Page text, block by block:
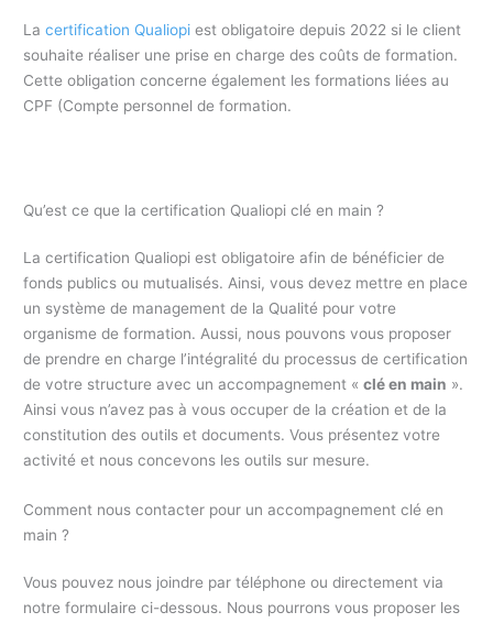
Lacertification Qualiopi est obligatoire depuis 2022 si le client
souhaite réaliser une prise en charge des coûts de formation.
Cette obligation concerne également les formations liées au
CPF (Compte personnel de formation.
Qu’est ce que la certification Qualiopi clé en main ?
La certification Qualiopi est obligatoire afin de bénéficier de
fonds publics ou mutualisés. Ainsi, vous devez mettre en place
un système de management de la Qualité pour votre
organisme de formation. Aussi, nous pouvons vous proposer
de prendre en charge l’intégralité du processus de certification
de votre structure avec un accompagnement «clé en main ».
Ainsi vous n’avez pas à vous occuper de la création et de la
constitution des outils et documents. Vous présentez votre
activité et nous concevons les outils sur mesure.
Comment nous contacter pour un accompagnement clé en
main ?
Vous pouvez nous joindre par téléphone ou directement via
notre formulaire ci-dessous. Nous pourrons vous proposer les